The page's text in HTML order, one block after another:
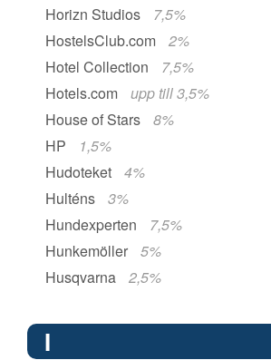
Horizn Studios
7,5%
HostelsClub.com
2%
Hotel Collection
7,5%
Hotels.com
upp till 3,5%
House of Stars
8%
HP
1,5%
Hudoteket
4%
Hulténs
3%
Hundexperten
7,5%
Hunkemöller
5%
Husqvarna
2,5%
I